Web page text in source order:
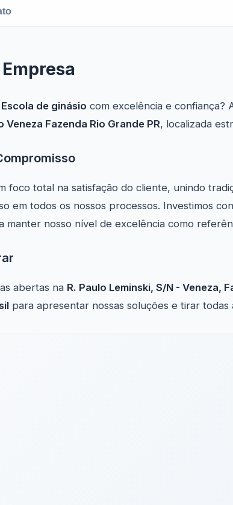
Escola de ginásio com excelência e confiança?
Fazenda Rio Grande PR, localizada
foco total na satisfação do cliente, unindo
em todos os nossos processos. Investimos
manter nosso nível de excelência como
abertas na R. Paulo Leminski, S/N - Veneza,
para apresentar nossas soluções e tirar todas